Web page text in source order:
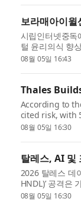
보라매아이윌
시립인터넷중독
털 윤리의식 향
모전은 서...
08월 05일 16:43
Thales
According to
cited risk, with
(PQC) algorith...
08월 05일 16:30
탈레스, AI 및
2026 탈레스 데
HNDL)’ 공격은
토타입을 ...
08월 05일 16:30